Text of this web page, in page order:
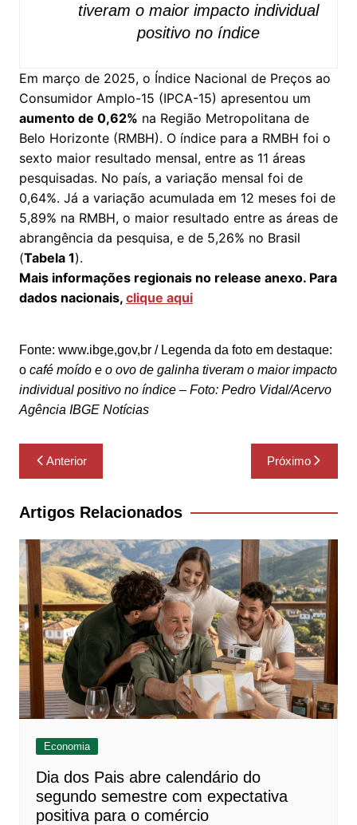
tiveram o maior impacto individual
positivo no índice
Em março de 2025, o Índice Nacional de Preços ao
Consumidor Amplo-15 (IPCA-15) apresentou um
aumento de 0,62% na Região Metropolitana de
Belo Horizonte (RMBH). O índice para a RMBH foi o
sexto maior resultado mensal, entre as 11 áreas
pesquisadas. No país, a variação mensal foi de
0,64%. Já a variação acumulada em 12 meses foi de
5,89% na RMBH, o maior resultado entre as áreas de
abrangência da pesquisa, e de 5,26% no Brasil
(Tabela 1).
Mais informações regionais no release anexo. Para
dados nacionais, clique aqui
Fonte: www.ibge,gov,br / Legenda da foto em destaque:
ocafé moído e o ovo de galinha tiveram o maior impacto
individual positivo no índice – Foto: Pedro Vidal/Acervo
Agência IBGE Notícias
Navegação
de
Post
Anterior Próximo
Artigos Relacionados
Economia
Dia dos Pais abre calendário do
segundo semestre com expectativa
positiva para o comércio